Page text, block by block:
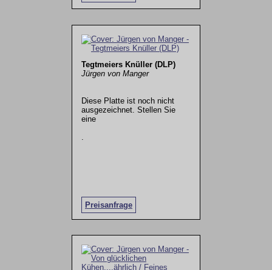
Tegtmeiers Knüller (DLP)
Jürgen von Manger
Diese Platte ist noch nicht
ausgezeichnet. Stellen Sie
eine
Preisanfrage
.